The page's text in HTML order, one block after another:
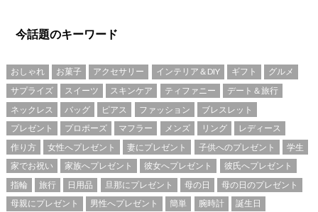
今話題のキーワード
おしゃれ お菓子 アクセサリー インテリア＆DIY ギフト
グルメ
サプライズ
スイーツ スキンケア ティファニー
デート＆旅行
ネックレス
バッグ ピアス ファッション
ブレスレット
プレゼント
プロポーズ マフラー メンズ リング
レディース
作り方
女性へプレゼント 妻にプレゼント 子供へのプレゼント
学生
家でお祝い
家族へプレゼント 彼女へプレゼント
彼氏へプレゼント
指輪
旅行 日用品 旦那にプレゼント 母の日
母の日のプレゼント
母親にプレゼント
男性へプレゼント 簡単 腕時計 誕生日